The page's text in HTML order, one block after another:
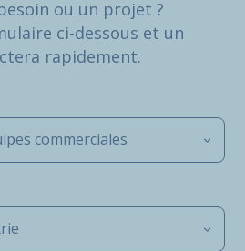
ou un projet ?
ci-dessous et un
rapidement.
commerciales